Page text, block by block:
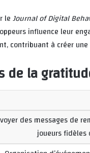
leJournal of Digital
influence leur
contribuant à créer
de la
des messages de
joueurs fidèles